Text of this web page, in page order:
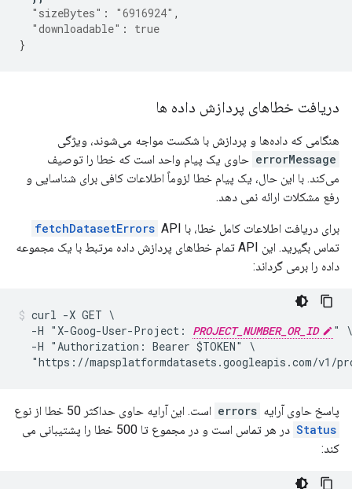
"sizeBytes" : "6916924" ,
"downloadable" :
true
}
دریافت خطاهای پردازش داده ها
هنگامی که داده‌ها و پردازش با شکست مواجه می‌شوند، ویژگی
errorMessage حاوی یک پیام واحد است که خطا را توصیف
می‌کند. با این حال، یک پیام خطا لزوماً اطلاعات کافی برای شناسایی و
رفع مشکلات ارائه نمی دهد.
برای دریافت اطلاعات کامل خطا، با fetchDatasetErrors API
تماس بگیرید. این API تمام خطاهای پردازش داده مرتبط با یک مجموعه
داده را برمی گرداند:
curl -X GET \
  -H "X-Goog-User-Project:
PROJECT_NUMBER_OR_ID
" \
  -H "Authorization: Bearer $TOKEN" \
"https://mapsplatformdatasets.googleapis.com/v1/
پاسخ حاوی آرایه errors است. این آرایه حاوی حداکثر 50 خطا از نوع
Status
در هر تماس است و در مجموع تا 500 خطا را پشتیبانی می
کند: